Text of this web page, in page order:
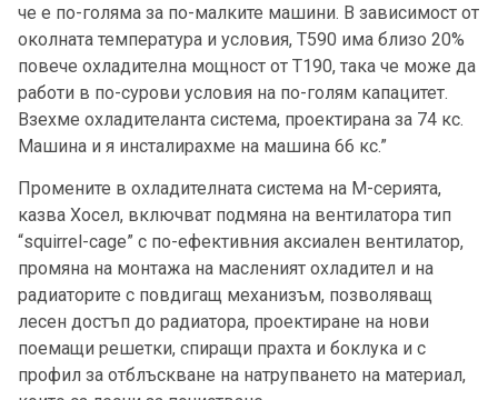
че е по-голяма за по-малките машини. В зависимост от
околната температура и условия, Т590 има близо 20%
повече охладителна мощност от Т190, така че може да
работи в по-сурови условия на по-голям капацитет.
Взехме охладителанта система, проектирана за 74 кс.
Машина и я инсталирахме на машина 66 кс.”
Промените в охладителната система на М-серията,
казва Хосел, включват подмяна на вентилатора тип
“squirrel-cage” с по-ефективния аксиален вентилатор,
промяна на монтажа на масленият охладител и на
радиаторите с повдигащ механизъм, позволяващ
лесен достъп до радиатора, проектиране на нови
поемащи решетки, спиращи прахта и боклука и с
профил за отблъскване на натрупването на материал,